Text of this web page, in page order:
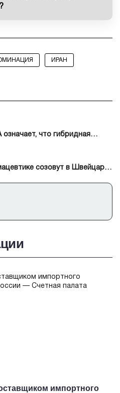
ИРАН
что гибридная
созовут в Швейцарии
импортного